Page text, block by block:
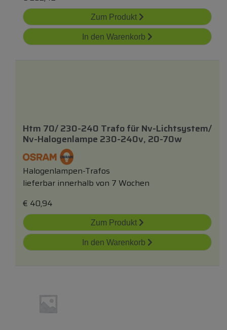
Zum Produkt
In den Warenkorb
Htm 70/ 230-240 TrafofürNv-Lichtsystem/
Nv-Halogenlampe 230-240v, 20-70w
Halogenlampen-Trafos
lieferbar innerhalb von 7 Wochen
€ 40,94
Zum Produkt
In den Warenkorb